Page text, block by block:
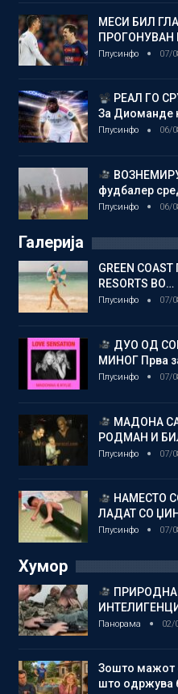
МЕСИ БИЛ
Плусинфо 07/
РЕАЛ ГО
За Диоманде
Плусинфо 06/
фудбалер
Плусинфо 06/
Галерија
GREEN
RESORTS ВО…
Плусинфо 07/
ДУО ОД
МИНОГ Прва
Плусинфо 07/
МАДОНА
РОДМАН И
Плусинфо 07/
НАМЕСТО
ЛАДАТ СО
Плусинфо 07/
Хумор
Панорама 02/
Зошто мажот
што одржува